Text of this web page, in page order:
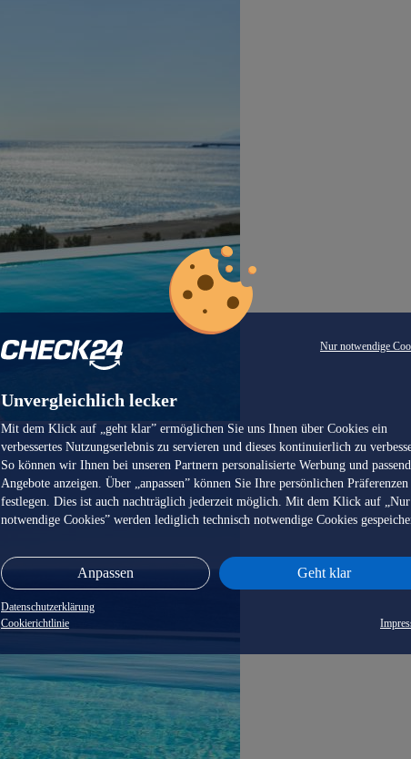
Nur notwendige
Unvergleichlich lecker
Mit dem Klick auf „geht klar” ermöglichen Sie uns Ihnen über Cookies ein
verbessertes Nutzungserlebnis zu servieren und dieses kontinuierlich zu
So können wir Ihnen bei unseren Partnern personalisierte Werbung und
Angebote anzeigen. Über „anpassen” können Sie Ihre persönlichen Präferenzen
festlegen. Dies ist auch nachträglich jederzeit möglich. Mit dem Klick auf „Nur
notwendige Cookies” werden lediglich technisch notwendige Cookies
Anpassen Geht klar
Datenschutzerklärung
Cookierichtlinie